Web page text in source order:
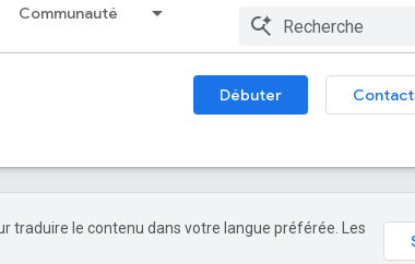
Communauté
Débuter
traduire le contenu dans votre langue préférée. Les